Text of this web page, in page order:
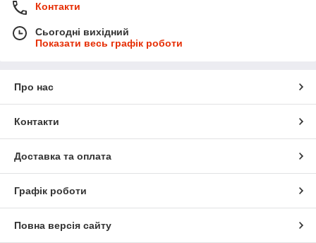
Контакти
Сьогодні вихідний
Показати весь графік роботи
Про нас
Контакти
Доставка та оплата
Графік роботи
Повна версія сайту